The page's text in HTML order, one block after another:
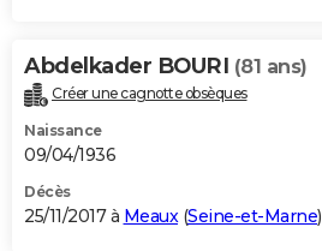
Abdelkader BOURI (81 ans)
Créer une cagnotte obsèques
Naissance
09/04/1936
Décès
25/11/2017 à Meaux(Seine-et-Marne)